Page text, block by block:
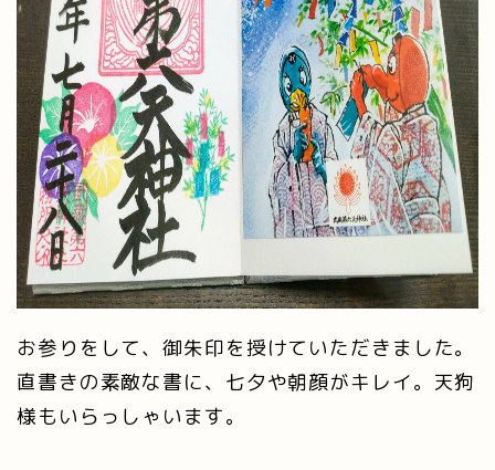
お参りをして、御朱印を授けていただきました。
直書きの素敵な書に、七夕や朝顔がキレイ。天狗
様もいらっしゃいます。